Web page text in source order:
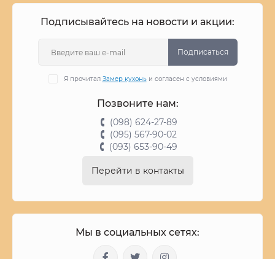
Подписывайтесь на новости и акции:
Подписаться
Я прочитал Замер кухоньи согласен с условиями
Позвоните нам:
(098) 624-27-89
(095) 567-90-02
(093) 653-90-49
Перейти в контакты
Мы в социальных сетях: